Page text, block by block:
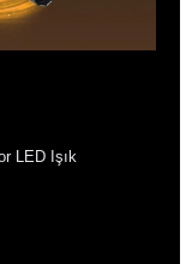
LED Işık